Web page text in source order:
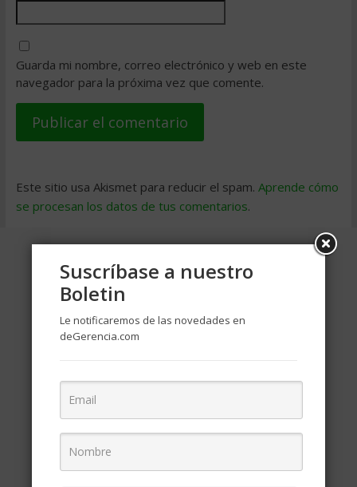
Guarda mi nombre, correo electrónico y web en este
navegador para la próxima vez que comente.
Este sitio usa Akismet para reducir el spam. Aprende cómo
se procesan los datos de tus comentarios.
Suscríbase a nuestro
Boletin
Le notificaremos de las novedades en
deGerencia.com